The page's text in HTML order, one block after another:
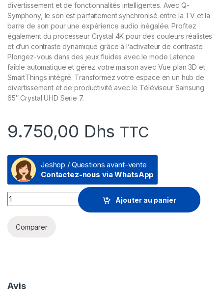
divertissement et de fonctionnalités intelligentes. Avec Q-
Symphony, le son est parfaitement synchronisé entre la TV et la
barre de son pour une expérience audio inégalée. Profitez
également du processeur Crystal 4K pour des couleurs réalistes
et d’un contraste dynamique grâce à l’activateur de contraste.
Plongez-vous dans des jeux fluides avec le mode Latence
faible automatique et gérez votre maison avec Vue plan 3D et
SmartThings intégré. Transformez votre espace en un hub de
divertissement et de productivité avec le Téléviseur Samsung
65″ Crystal UHD Serie 7.
9.750,00 Dhs TTC
Jeshop / Questions avant-vente
Contactez-nous via WhatsApp
Téléviseur Samsung 65" Crystal UHD 4K Serie 7 +
Ajouter au panier
Comparer
Avis